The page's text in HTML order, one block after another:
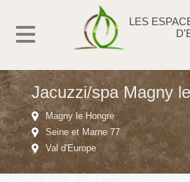
LES
Jacuzzi/spa Magny
Magny le Hongre
Seine et Marne 77
Val d'Europe